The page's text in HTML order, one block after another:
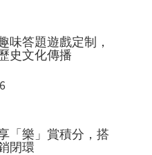
味答題遊戲定制，
史文化傳播
「樂」賞積分，搭
閉環